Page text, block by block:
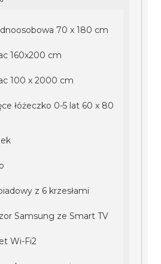
70 x 180 cm
160x200 cm
100 x 2000 cm
łóżeczko 0-5 lat 60 x 80
z 6 krzesłami
Samsung ze Smart TV
Wi-Fi2